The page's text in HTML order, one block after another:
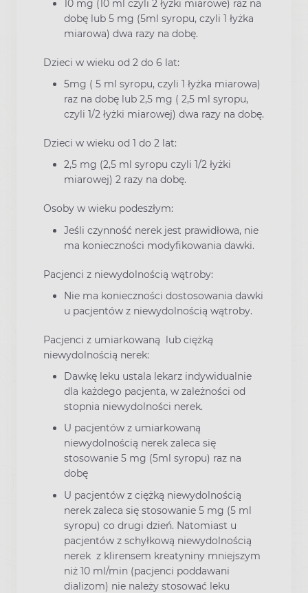
10 mg (10 ml czyli 2 łyżki miarowe) raz na
dobę lub 5 mg (5ml syropu, czyli 1 łyżka
miarowa) dwa razy na dobę.
Dzieci w wieku od 2 do 6 lat:
5mg ( 5 ml syropu, czyli 1 łyżka miarowa)
raz na dobę lub 2,5 mg ( 2,5 ml syropu,
czyli 1/2 łyżki miarowej) dwa razy na dobę.
Dzieci w wieku od 1 do 2 lat:
2,5 mg (2,5 ml syropu czyli 1/2 łyżki
miarowej) 2 razy na dobę.
Osoby w wieku podeszłym:
Jeśli czynność nerek jest prawidłowa, nie
ma konieczności modyfikowania dawki.
Pacjenci z niewydolnością wątroby:
Nie ma konieczności dostosowania dawki
u pacjentów z niewydolnością wątroby.
Pacjenci z umiarkowaną lub ciężką
niewydolnością nerek:
Dawkę leku ustala lekarz indywidualnie
dla każdego pacjenta, w zależności od
stopnia niewydolności nerek.
U pacjentów z umiarkowaną
niewydolnością nerek zaleca się
stosowanie 5 mg (5ml syropu) raz na
dobę
U pacjentów z ciężką niewydolnością
nerek zaleca się stosowanie 5 mg (5 ml
syropu) co drugi dzień. Natomiast u
pacjentów z schyłkową niewydolnością
nerek z klirensem kreatyniny mniejszym
niż 10 ml/min (pacjenci poddawani
dializom) nie należy stosować leku